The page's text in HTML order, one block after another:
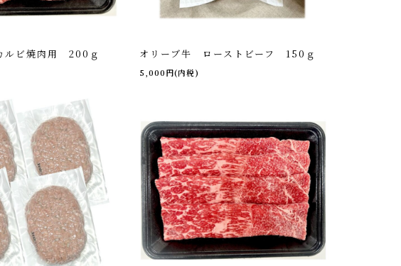
ルビ焼肉用 200ｇ オリーブ牛 ローストビーフ 150ｇ
5,000円(内税)